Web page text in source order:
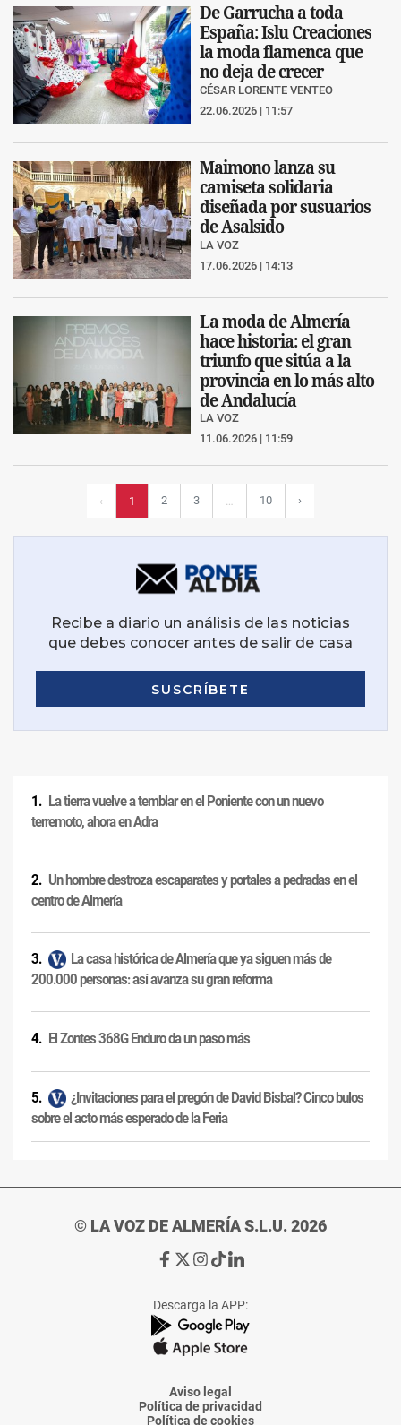
De Garrucha a toda
España: Islu Creaciones
la moda flamenca que
no deja de crecer
CÉSAR LORENTE VENTEO
22.06.2026 | 11:57
Maimono lanza su
camiseta solidaria
diseñada por susuarios
de Asalsido
LA VOZ
17.06.2026 | 14:13
La moda de Almería
hace historia: el gran
triunfo que sitúa a la
provincia en lo más alto
de Andalucía
LA VOZ
11.06.2026 | 11:59
‹ 1 2 3 10 ›
La tierra vuelve a temblar en el Poniente con un nuevo
terremoto, ahora en Adra
Un hombre destroza escaparates y portales a pedradas en el
centro de Almería
La casa histórica de Almería que ya siguen más de
200.000 personas: así avanza su gran reforma
El Zontes 368G Enduro da un paso más
¿Invitaciones para el pregón de David Bisbal? Cinco bulos
sobre el acto más esperado de la Feria
© LA VOZ DE ALMERÍA S.L.U. 2026
Ir
de
La
Voz
Almería
Ir
de
La
Voz
Almería
Ir
de
La
Voz
Almería
Ir
de
La
Voz
Almería
Ir
de
La
Voz
Descarga la APP:
Aviso legal
Política de privacidad
Política de cookies